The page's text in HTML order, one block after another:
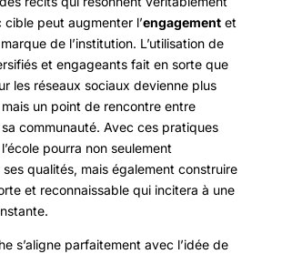
peut augmenter l’engagement et
de l’institution. L’utilisation de
et engageants fait en sorte que
les réseaux sociaux devienne plus
mais un point de rencontre entre
sa communauté. Avec ces pratiques
pourra non seulement
qualités, mais également construire
et reconnaissable qui incitera à une
s’aligne parfaitement avec l’idée de